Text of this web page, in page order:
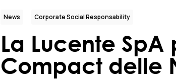
News Corporate Social Responsability
La Lucente
Compact delle